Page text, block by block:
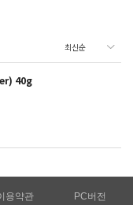
40g
용약관 PC버전